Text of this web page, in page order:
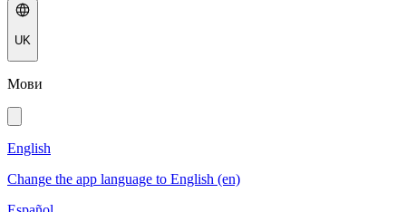
UK
Мови
English
Change the app language to English (en)